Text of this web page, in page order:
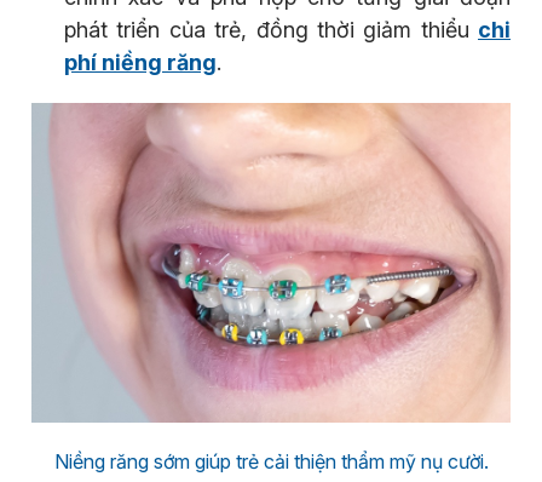
phát triển của trẻ, đồng thời giảm thiểu chi
phí niềng răng.
Niềng răng sớm giúp trẻ cải thiện thẩm mỹ nụ cười.